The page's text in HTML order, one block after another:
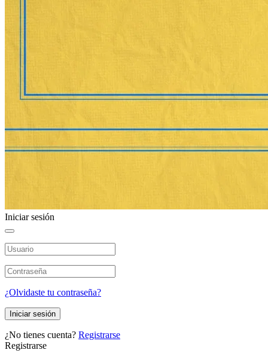
Iniciar sesión
¿Olvidaste tu contraseña?
Iniciar sesión
¿No tienes cuenta? Registrarse
Registrarse